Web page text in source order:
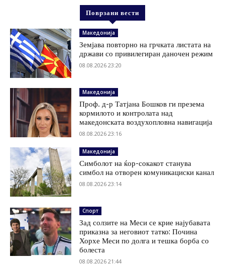
Поврзани вести
Македонија
Земјава повторно на грчката листата на
држави со привилегиран даночен режим
08.08.2026 23:20
Македонија
Проф. д-р Татјана Бошков ги презема
кормилото и контролата над
македонската воздухопловна навигација
08.08.2026 23:16
Македонија
Симболот на ќор-сокакот станува
симбол на отворен комуникациски канал
08.08.2026 23:14
Спорт
Зад солзите на Меси се крие најубавата
приказна за неговиот татко: Почина
Хорхе Меси по долга и тешка борба со
болеста
08.08.2026 21:44